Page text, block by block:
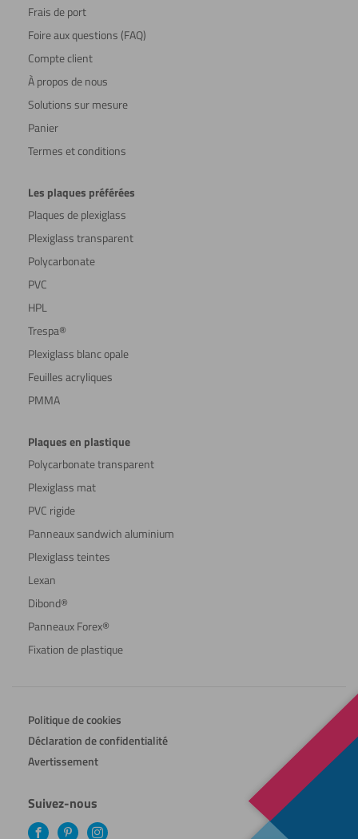
Frais de port
Foire aux questions (FAQ)
Compte client
À propos de nous
Solutions sur mesure
Panier
Termes et conditions
Les plaques préférées
Plaques de plexiglass
Plexiglass transparent
Polycarbonate
PVC
HPL
Trespa®
Plexiglass blanc opale
Feuilles acryliques
PMMA
Plaques en plastique
Polycarbonate transparent
Plexiglass mat
PVC rigide
Panneaux sandwich aluminium
Plexiglass teintes
Lexan
Dibond®
Panneaux Forex®
Fixation de plastique
Politique de cookies
Déclaration de confidentialité
Avertissement
Suivez-nous